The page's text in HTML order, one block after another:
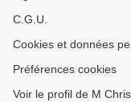
C.G.U.
Cookies et données
Préférences cookies
Voir le profil de M